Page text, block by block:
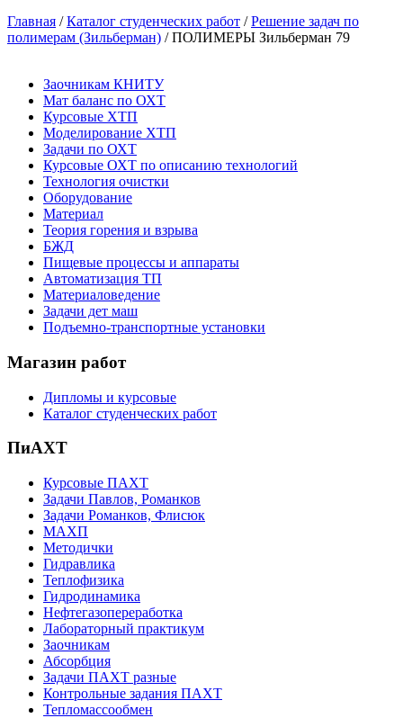
Главная /Каталог студенческих работ /Решение задач по
полимерам (Зильберман) / ПОЛИМЕРЫ Зильберман 79
Заочникам КНИТУ
Мат баланс по ОХТ
Курсовые ХТП
Моделирование ХТП
Задачи по ОХТ
Курсовые ОХТ по описанию технологий
Технология очистки
Оборудование
Материал
Теория горения и взрыва
БЖД
Пищевые процессы и аппараты
Автоматизация ТП
Материаловедение
Задачи дет маш
Подъемно-транспортные установки
Магазин работ
Дипломы и курсовые
Каталог студенческих работ
ПиАХТ
Курсовые ПАХТ
Задачи Павлов, Романков
Задачи Романков, Флисюк
МАХП
Методички
Гидравлика
Теплофизика
Гидродинамика
Нефтегазопереработка
Лабораторный практикум
Заочникам
Абсорбция
Задачи ПАХТ разные
Контрольные задания ПАХТ
Тепломассообмен